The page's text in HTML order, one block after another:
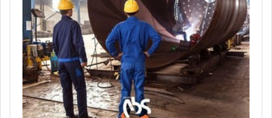
colaboradores eficientes, garantem o sucesso de cada
cliente de ponta a ponta.